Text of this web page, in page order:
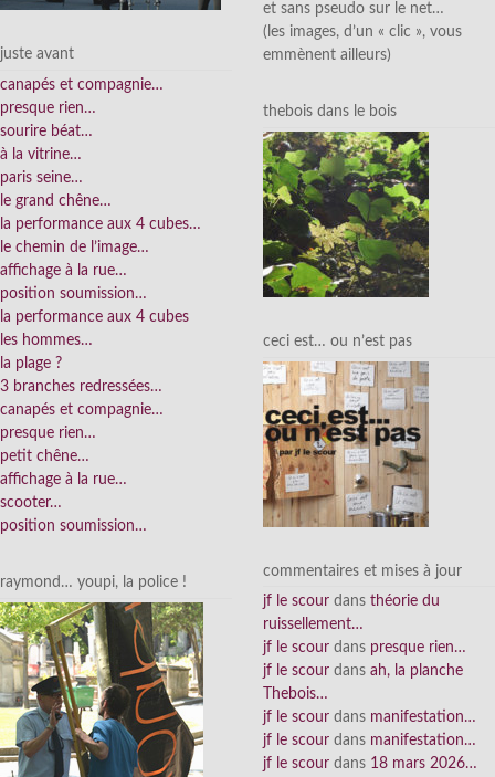
juste avant
canapés et compagnie…
presque rien…
sourire béat…
à la vitrine…
paris seine…
le grand chêne…
la performance aux 4 cubes…
le chemin de l’image…
affichage à la rue…
position soumission…
la performance aux 4 cubes
les hommes…
la plage ?
3 branches redressées…
canapés et compagnie…
presque rien…
petit chêne…
affichage à la rue…
scooter…
position soumission…
raymond… youpi, la police !
et sans pseudo sur le net…
(les images, d’un « clic », vous
emmènent ailleurs)
thebois dans le bois
ceci est… ou n’est pas
commentaires et mises à jour
jf le scour dans théorie du
ruissellement…
jf le scour dans presque rien…
jf le scour dans ah, la planche
Thebois…
jf le scour dans manifestation…
jf le scour dans manifestation…
jf le scour dans 18 mars 2026…